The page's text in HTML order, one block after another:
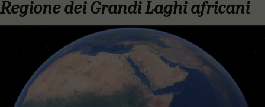
Regione dei Grandi Laghi africani